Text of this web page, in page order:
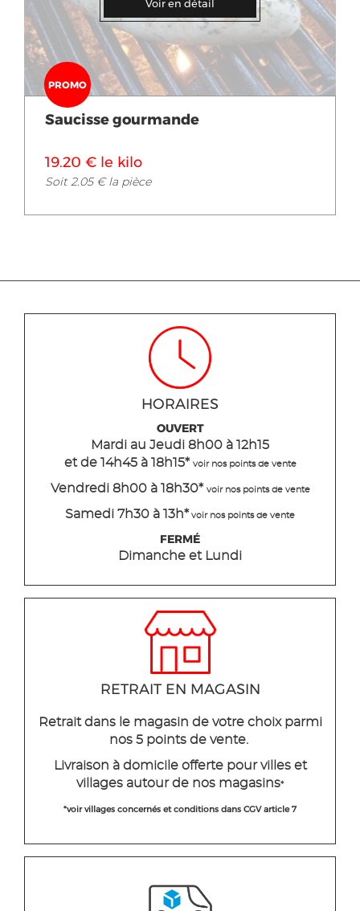
Voir en détail
PROMO
Saucisse gourmande
19.20 € le kilo
Soit 2.05 € la pièce
HORAIRES
OUVERT
Mardi au Jeudi 8h00 à 12h15
et de 14h45 à 18h15* voir nos points de vente
Vendredi 8h00 à 18h30* voir nos points de vente
Samedi 7h30 à 13h* voir nos points de vente
FERMÉ
Dimanche et Lundi
RETRAIT EN MAGASIN
Retrait dans le magasin de votre choix parmi
nos 5 points de vente.
Livraison à domicile offerte pour villes et
villages autour de nos magasins*
*voir villages concernés et conditions dans CGV article 7